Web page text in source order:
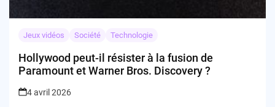
Jeux vidéos Société Technologie
Hollywood peut-il résister à la fusion de
Paramount et Warner Bros. Discovery ?
4 avril 2026